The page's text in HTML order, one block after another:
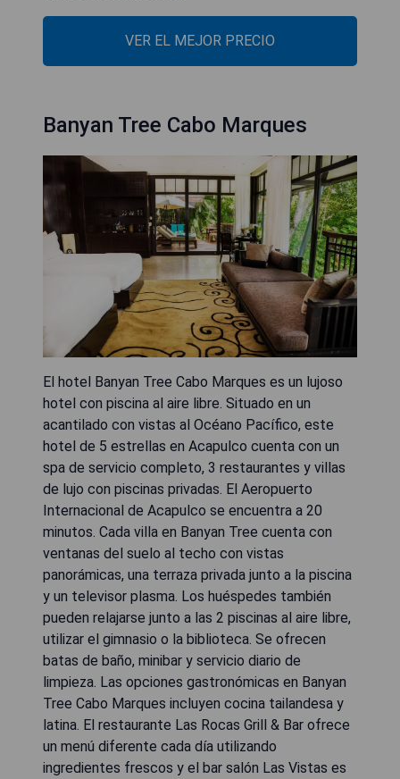
VER EL MEJOR PRECIO
Banyan Tree Cabo Marques
El hotel Banyan Tree Cabo Marques es un lujoso
hotel con piscina al aire libre. Situado en un
acantilado con vistas al Océano Pacífico, este
hotel de 5 estrellas en Acapulco cuenta con un
spa de servicio completo, 3 restaurantes y villas
de lujo con piscinas privadas. El Aeropuerto
Internacional de Acapulco se encuentra a 20
minutos. Cada villa en Banyan Tree cuenta con
ventanas del suelo al techo con vistas
panorámicas, una terraza privada junto a la piscina
y un televisor plasma. Los huéspedes también
pueden relajarse junto a las 2 piscinas al aire libre,
utilizar el gimnasio o la biblioteca. Se ofrecen
batas de baño, minibar y servicio diario de
limpieza. Las opciones gastronómicas en Banyan
Tree Cabo Marques incluyen cocina tailandesa y
latina. El restaurante Las Rocas Grill & Bar ofrece
un menú diferente cada día utilizando
ingredientes frescos y el bar salón Las Vistas es